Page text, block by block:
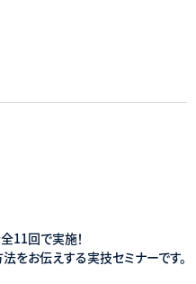
11回で実施！
をお伝えする実技セミナーです。